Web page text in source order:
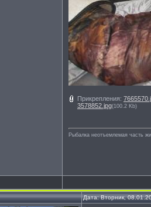
Прикрепления:
3578852.jpg(100.2 Kb)
Рыбалка неотъемлемая часть
Дата: Вторник,